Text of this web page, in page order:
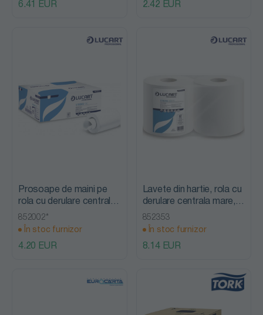
6.41 EUR 2.42 EUR
Prosoape de maini pe
rola cu derulare centrala,
Mini Strong 120, Lucart
852002*
În stoc furnizor
4.20 EUR
Lavete din hartie, rola cu
derulare centrala mare,
Strong 800S, Lucart
852353
În stoc furnizor
8.14 EUR